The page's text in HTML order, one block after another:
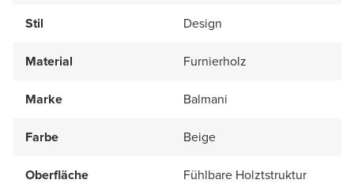
Stil Design
Material Furnierholz
Marke Balmani
Farbe Beige
Oberfläche Fühlbare Holztstruktur